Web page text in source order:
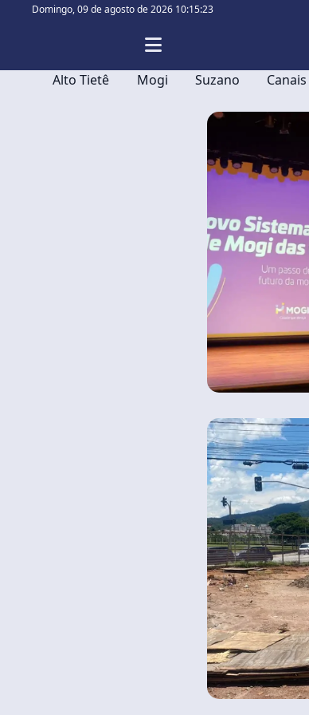
Domingo,09 de agosto de 2026 10:15:23
Alto Tietê Mogi Suzano Canais